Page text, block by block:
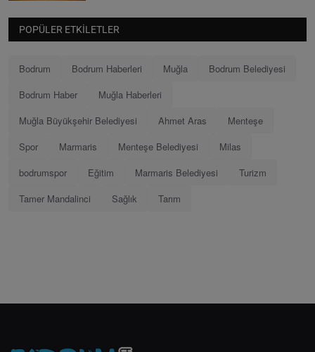
POPÜLER ETKILETLER
Bodrum Bodrum Haberleri Muğla
Bodrum Belediyesi
Bodrum Haber
Muğla Haberleri
Muğla Büyükşehir Belediyesi
Ahmet Aras
Menteşe
Spor
Marmaris Menteşe Belediyesi
Milas
bodrumspor
Eğitim Marmaris Belediyesi
Turizm
Tamer Mandalinci
Sağlık Tarım